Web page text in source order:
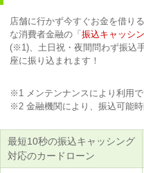
店舗に行かず今すぐお金を借り
な消費者金融の「 振込キャッシ
(※1)、土日祝・夜間問わず振込
座に振り込まれます！
※1 メンテンナンスにより利用で
※2 金融機関により、振込可能時
最短10秒の振込キャッシング
対応のカードローン